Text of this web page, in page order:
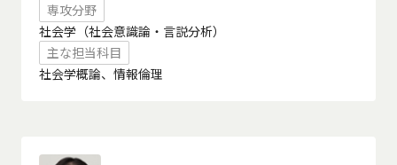
専攻分野
社会学（社会意識論・言説分析）
主な担当科目
社会学概論、情報倫理